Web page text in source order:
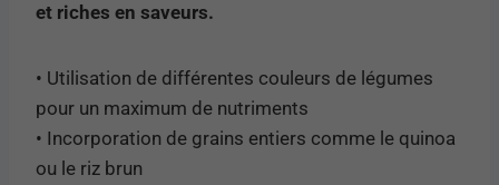
et riches en saveurs.
• Utilisation de différentes couleurs de légumes
pour un maximum de nutriments
• Incorporation de grains entiers comme le quinoa
ou le riz brun